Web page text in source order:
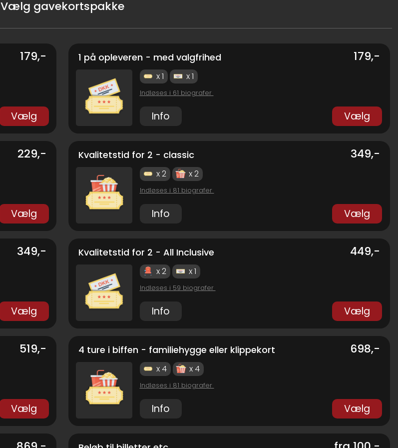
Vælg gavekortspakke
179,-
Vælg
1 på opleveren - med valgfrihed 179,-
x 1 x 1
Indløses i 61 biografer
Info Vælg
229,-
Vælg
Kvalitetstid for 2 - classic 349,-
x 2 x 2
Indløses i 81 biografer
Info Vælg
349,-
Vælg
Kvalitetstid for 2 - All Inclusive 449,-
x 2 x 1
Indløses i 59 biografer
Info Vælg
519,-
Vælg
4 ture i biffen - familiehygge eller klippekort 698,-
x 4 x 4
Indløses i 81 biografer
Info Vælg